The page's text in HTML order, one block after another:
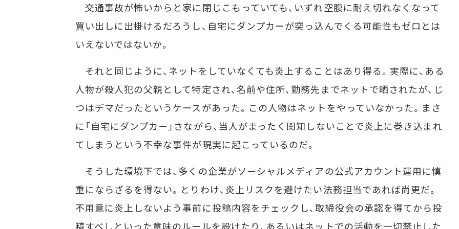
交通事故が怖いからと家に閉じこもっていても、いずれ空腹に耐え切れなくなって
買い出しに出掛けるだろうし、自宅にダンプカーが突っ込んでくる可能性もゼロとは
いえないではないか。
それと同じように、ネットをしていなくても炎上することはあり得る。実際に、ある
人物が殺人犯の父親として特定され、名前や住所、勤務先までネットで晒されたが、じ
つはデマだったというケースがあった。この人物はネットをやっていなかった。まさ
に「自宅にダンプカー」さながら、当人がまったく関知しないことで炎上に巻き込まれ
てしまうという不幸な事件が現実に起こっているのだ。
そうした環境下では、多くの企業がソーシャルメディアの公式アカウント運用に慎
重にならざるを得ない。とりわけ、炎上リスクを避けたい法務担当であれば尚更だ。
不用意に炎上しないよう事前に投稿内容をチェックし、取締役会の承認を得てから投
稿すべしといった意味のルールを設けたり、あるいはネットでの活動を一切禁止した